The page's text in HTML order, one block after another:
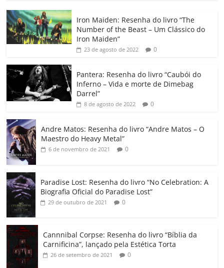
c
e
b
o
o
k
itt
er
at
s
A
p
e
dI
gl
e
Cl
a
ss
ro
o
p
y
Li
k
m
p
h
ar
Iron Maiden: Resenha do livro “The
Number of the Beast – Um Clássico do
Iron Maiden”
23 de agosto de 2022 0
Pantera: Resenha do livro “Caubói do
Inferno – Vida e morte de Dimebag
Darrel”
8 de agosto de 2022 0
Andre Matos: Resenha do livro “Andre Matos – O
Maestro do Heavy Metal”
6 de novembro de 2021 0
Paradise Lost: Resenha do livro “No Celebration: A
Biografia Oficial do Paradise Lost”
29 de outubro de 2021 0
Cannnibal Corpse: Resenha do livro “Bíblia da
Carnificina”, lançado pela Estética Torta
26 de setembro de 2021 0